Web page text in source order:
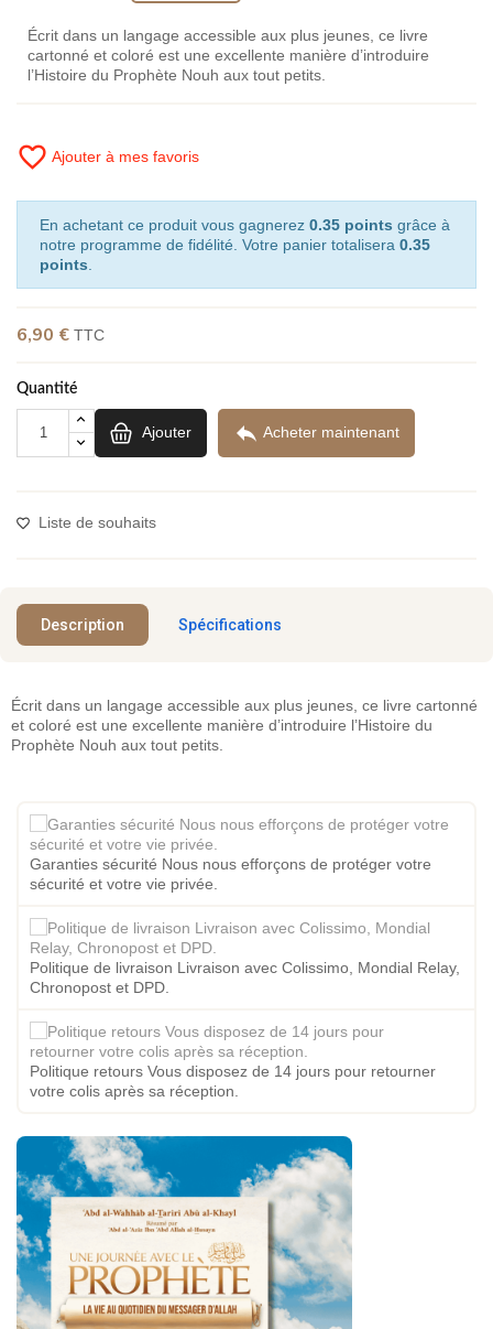
Écrit dans un langage accessible aux plus jeunes, ce livre
cartonné et coloré est une excellente manière d’introduire
l’Histoire du Prophète Nouh aux tout petits.
favorite_border Ajouter à mes favoris
En achetant ce produit vous gagnerez 0.35 points grâce à
notre programme de fidélité. Votre panier totalisera 0.35
points
6,90 € TTC
Quantité
Ajouter  Acheter maintenant
Liste de souhaits
Description Spécifications
Écrit dans un langage accessible aux plus jeunes, ce livre cartonné
et coloré est une excellente manière d’introduire l’Histoire du
Prophète Nouh aux tout petits.
Garanties sécurité Nous nous efforçons de protéger votre
sécurité et votre vie privée.
Politique de livraison Livraison avec Colissimo, Mondial Relay,
Chronopost et DPD.
Politique retours Vous disposez de 14 jours pour retourner
votre colis après sa réception.